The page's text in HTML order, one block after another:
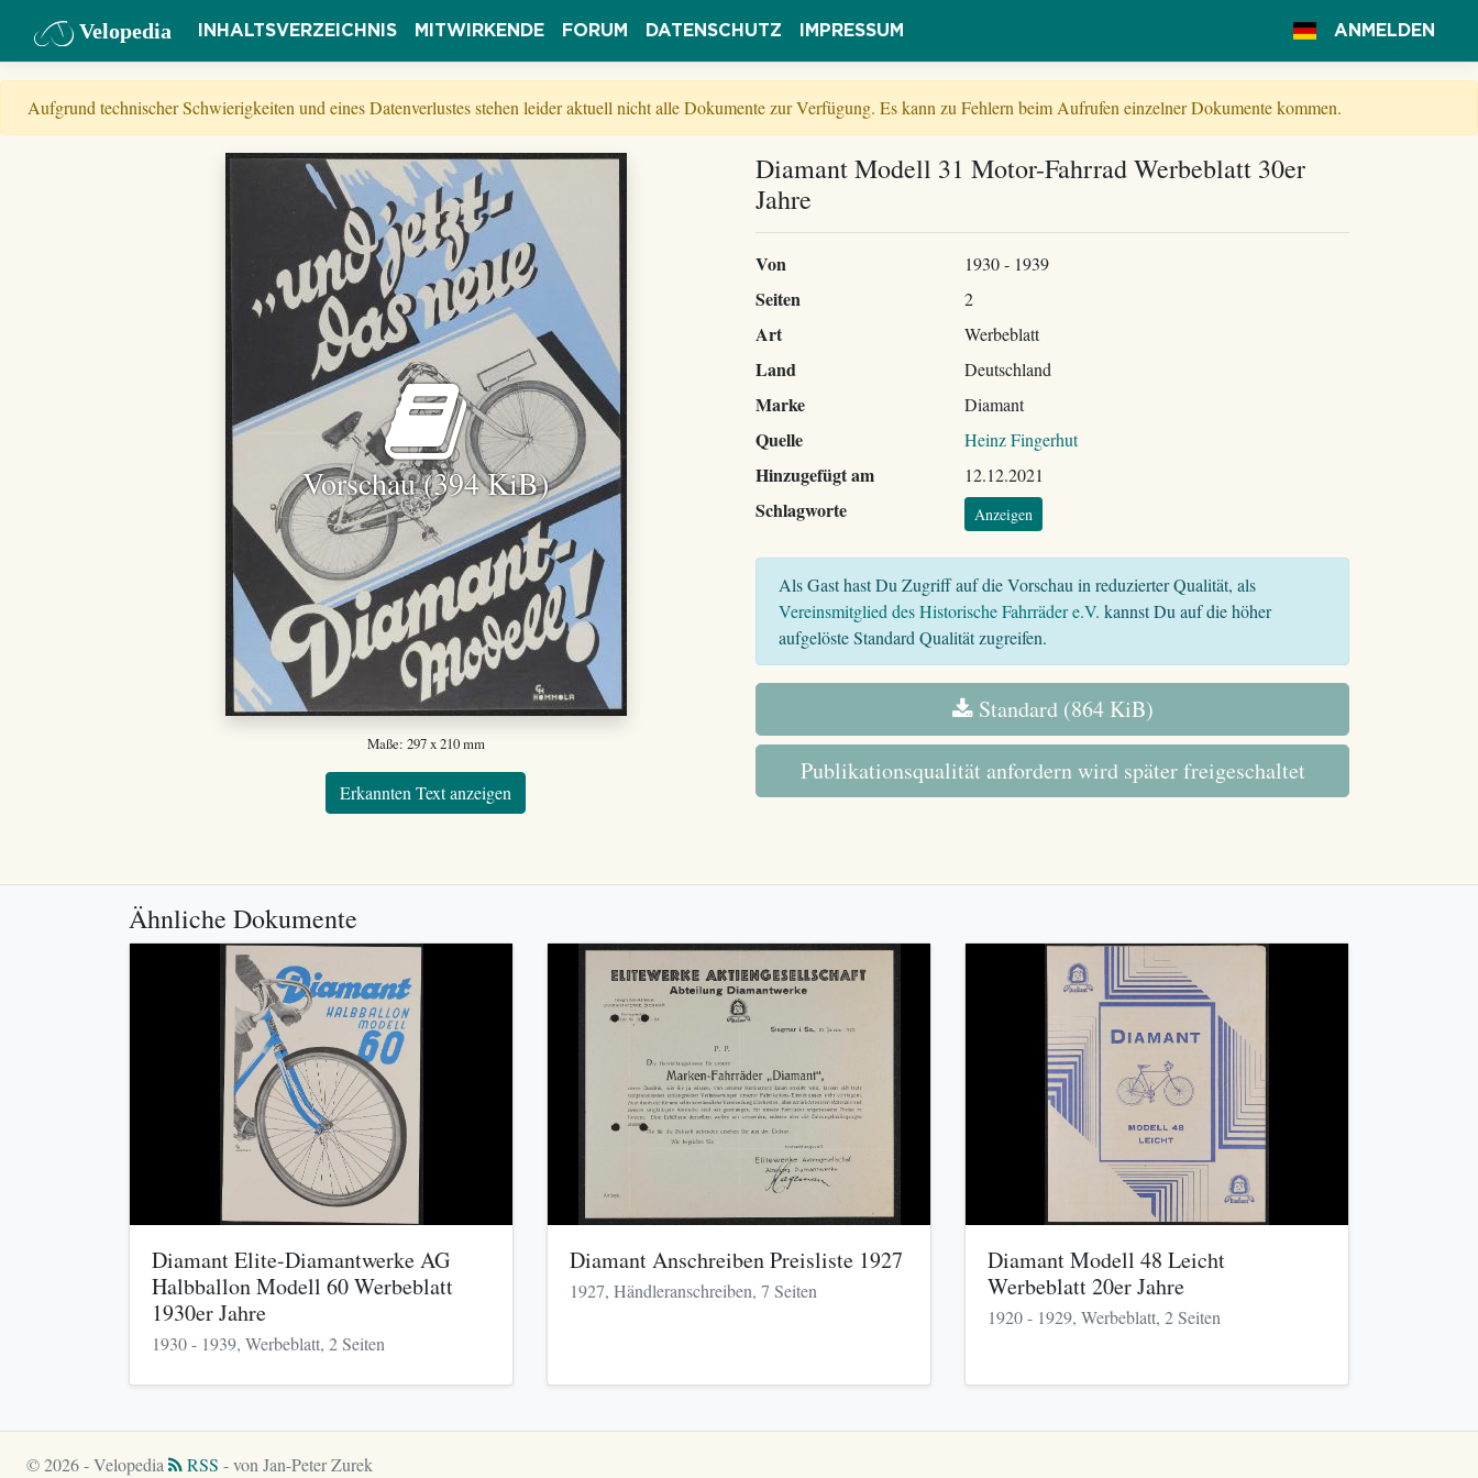
Velopedia INHALTSVERZEICHNIS MITWIRKENDE FORUM DATENSCHUTZ IMPRESSUM ANMELDEN
Aufgrund technischer Schwierigkeiten und eines Datenverlustes stehen leider aktuell nicht alle Dokumente zur Verfügung. Es kann zu Fehlern beim Aufrufen einzelner Dokumente kommen.
Vorschau (394 KiB)
Maße: 297 x 210 mm
Erkannten Text anzeigen
Diamant Modell 31 Motor-Fahrrad Werbeblatt 30er
Jahre
Von 1930 - 1939
Seiten 2
Art Werbeblatt
Land Deutschland
Marke Diamant
Quelle Heinz Fingerhut
Hinzugefügt am 12.12.2021
Schlagworte Anzeigen
Als Gast hast Du Zugriff auf die Vorschau in reduzierter Qualität, als
Vereinsmitglied des Historische Fahrräder e.V. kannst Du auf die höher
aufgelöste Standard Qualität zugreifen.
Standard (864 KiB)
Publikationsqualität anfordern wird später freigeschaltet
Ähnliche Dokumente
Diamant Elite-Diamantwerke AG
Halbballon Modell 60 Werbeblatt
1930er Jahre
1930 - 1939, Werbeblatt, 2 Seiten
Diamant Anschreiben Preisliste 1927
1927, Händleranschreiben, 7 Seiten
Diamant Modell 48 Leicht
Werbeblatt 20er Jahre
1920 - 1929, Werbeblatt, 2 Seiten
© 2026 - Velopedia RSS - von Jan-Peter Zurek